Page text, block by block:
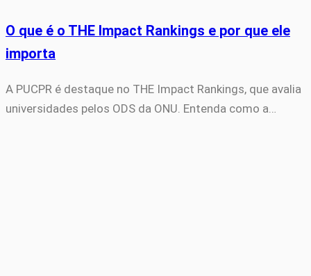
O que é o THE Impact Rankings e por que ele
importa
A PUCPR é destaque no THE Impact Rankings, que avalia
universidades pelos ODS da ONU. Entenda como a…